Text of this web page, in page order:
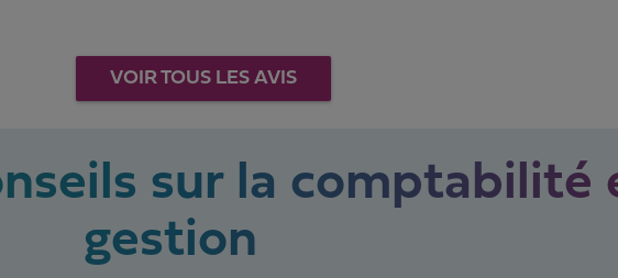
VOIR TOUS LES AVIS
sur la comptabilité
gestion